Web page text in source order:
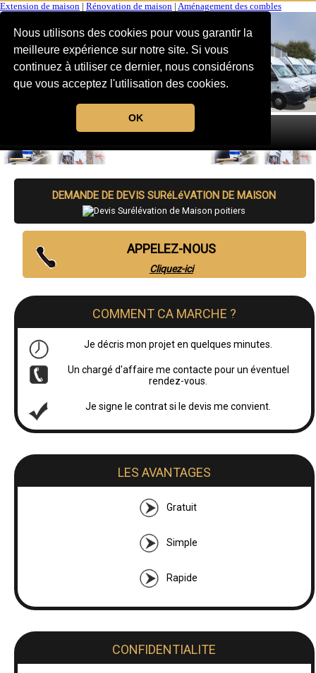
Nous utilisons des cookies pour vous garantir la
meilleure expérience sur notre site. Si vous
continuez à utiliser ce dernier, nous considérons
que vous acceptez l'utilisation des cookies.
OK
Extension de maison Rénovation de maison Aménagement des combles
MENU
DEMANDE DE DEVIS SURéLéVATION DE MAISON
APPELEZ-NOUS
Cliquez-ici
COMMENT CA MARCHE ?
Je décris mon projet en quelques minutes.
Un chargé d'affaire me contacte pour un éventuel
rendez-vous.
Je signe le contrat si le devis me convient.
LES AVANTAGES
Gratuit
Simple
Rapide
CONFIDENTIALITE